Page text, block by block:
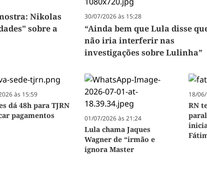
Nikolas
sobre a
30/07/2026 às 15:28
“Ainda bem que Lula disse
não iria interferir nas
investigações sobre Lulinha”
às 15:59
dá 48h para TJRN
pagamentos
01/07/2026 às 21:24
Lula chama Jaques
Wagner de “irmão e
ignora Master
18/
RN